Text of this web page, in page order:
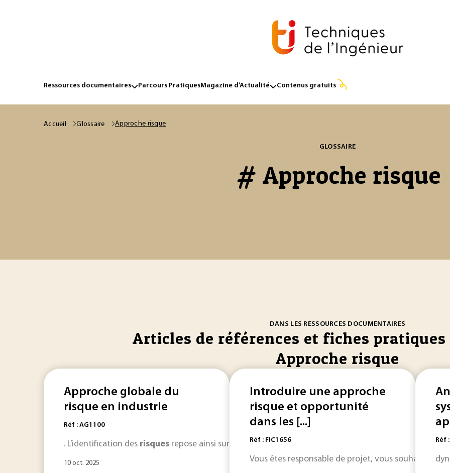
Ressources documentaires Parcours PratiquesMagazine d’Actualité Contenus gratuits
Accueil Glossaire Approche risque
GLOSSAIRE
# Approche risque
DANS LES RESSOURCES DOCUMENTAIRES
Articles de références et fiches pratiques
Approche risque
Approche globale du
risque en industrie
Réf : AG1100
. L’identification des risques repose ainsi sur une approchesystématique et contextualisée, intégrant
10 oct. 2025
Introduire une approche
risque et opportunité
dans les [...]
Réf : FIC1656
Vous êtes responsable de projet, vous souhaitez
Réf